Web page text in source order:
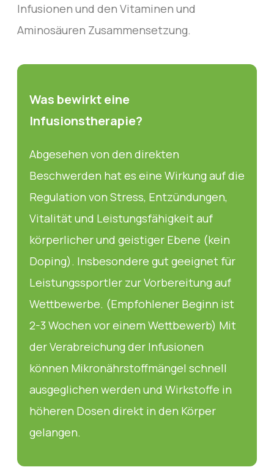
Infusionen und den Vitaminen und
Aminosäuren Zusammensetzung.
Was bewirkt eine
Infusionstherapie?
Abgesehen von den direkten
Beschwerden hat es eine Wirkung auf die
Regulation von Stress, Entzündungen,
Vitalität und Leistungsfähigkeit auf
körperlicher und geistiger Ebene (kein
Doping). Insbesondere gut geeignet für
Leistungssportler zur Vorbereitung auf
Wettbewerbe. (Empfohlener Beginn ist
2-3 Wochen vor einem Wettbewerb) Mit
der Verabreichung der Infusionen
können Mikronährstoffmängel schnell
ausgeglichen werden und Wirkstoffe in
höheren Dosen direkt in den Körper
gelangen.